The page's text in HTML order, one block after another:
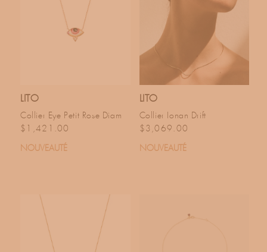
LITO
Collier Eye Petit Rose Diam
Prix habituel
$1,421.00
NOUVEAUTÉ
LITO
Collier Ionan Drift
Prix habituel
$3,069.00
NOUVEAUTÉ